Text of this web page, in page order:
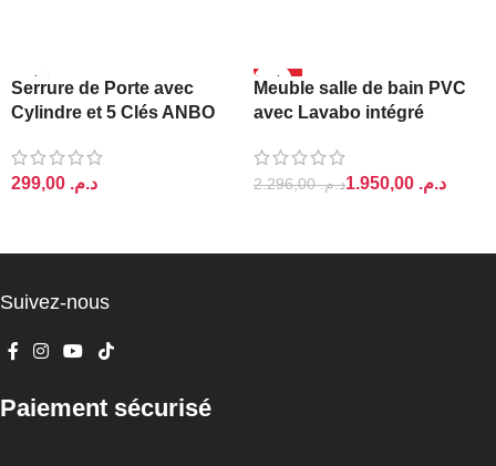
Serrure de Porte avec
Cylindre et 5 Clés ANBO
د.م.
-15%
Meuble salle de bain PVC
avec Lavabo intégré
د.م.2.296,00 د.م.
Suivez-nous
Paiement sécurisé